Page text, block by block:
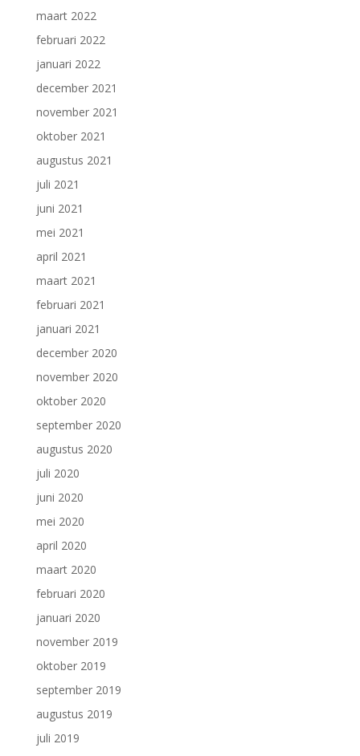
maart 2022
februari 2022
januari 2022
december 2021
november 2021
oktober 2021
augustus 2021
juli 2021
juni 2021
mei 2021
april 2021
maart 2021
februari 2021
januari 2021
december 2020
november 2020
oktober 2020
september 2020
augustus 2020
juli 2020
juni 2020
mei 2020
april 2020
maart 2020
februari 2020
januari 2020
november 2019
oktober 2019
september 2019
augustus 2019
juli 2019